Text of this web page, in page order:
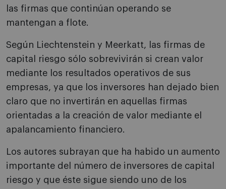
las firmas que continúan operando se
mantengan a flote.
Según Liechtenstein y Meerkatt, las firmas de
capital riesgo sólo sobrevivirán si crean valor
mediante los resultados operativos de sus
empresas, ya que los inversores han dejado bien
claro que no invertirán en aquellas firmas
orientadas a la creación de valor mediante el
apalancamiento financiero.
Los autores subrayan que ha habido un aumento
importante del número de inversores de capital
riesgo y que éste sigue siendo uno de los